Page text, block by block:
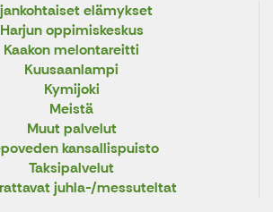
elämykset
Harjun oppimiskeskus
Kaakon melontareitti
Kuusaanlampi
Kymijoki
Meistä
Muut palvelut
kansallispuisto
Taksipalvelut
juhla-/messuteltat